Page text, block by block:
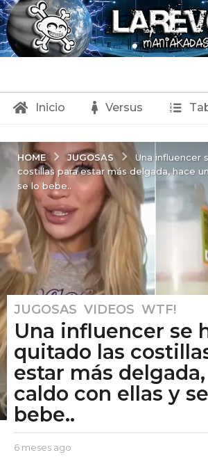
Inicio Versus
HOME JUGOSAS
Una influencer
costillas para estar más delgada, hace
se lo bebe..
6
m
s
e
s
a
o
JUGOSAS ,VIDEOS ,WTF!
Una influencer se
quitado las
estar más
caldo con ellas y
bebe..
b
6 meses ago